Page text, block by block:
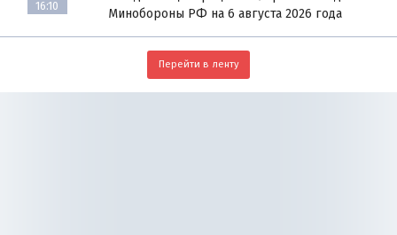
16:10
Минобороны РФ на 6 августа 2026 года
Перейти в ленту